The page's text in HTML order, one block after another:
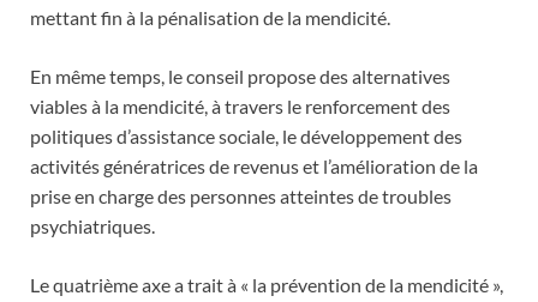
mettant fin à la pénalisation de la mendicité.
En même temps, le conseil propose des alternatives
viables à la mendicité, à travers le renforcement des
politiques d’assistance sociale, le développement des
activités génératrices de revenus et l’amélioration de la
prise en charge des personnes atteintes de troubles
psychiatriques.
Le quatrième axe a trait à « la prévention de la mendicité »,